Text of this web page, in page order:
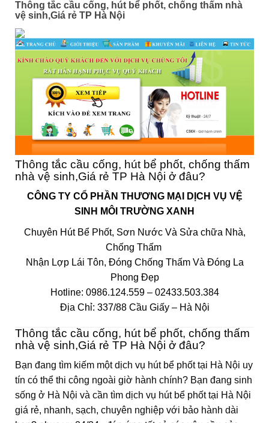
Thông tắc cầu cống, hút bể phốt, chống thấm nhà
vệ sinh,Giá rẻ TP Hà Nội
Thông tắc cầu cống, hút bể phốt, chống thấm
nhà vệ sinh,Giá rẻ TP Hà Nội ở đâu?
CÔNG TY CỔ PHẦN THƯƠNG MẠI DỊCH VỤ VỆ
SINH MÔI TRƯỜNG XANH
Chuyên Hút Bể Phốt, Sơn Nước Và Sửa chữa Nhà,
Chống Thấm
Nhận Lợp Lái Tôn, Đóng Chống Thấm Và Đóng La
Phong Đẹp
Hotline: 0986.124.559 – 02433.503.384
Địa Chỉ: 337/88 Cầu Giấy – Hà Nội
Thông tắc cầu cống, hút bể phốt, chống thấm
nhà vệ sinh,Giá rẻ TP Hà Nội ở đâu?
Bạn đang tìm kiếm một dịch vụ hút bể phốt tại Hà Nội uy
tín có thể thi công ngoài giờ hành chính? Bạn đang sinh
sống ở Hà Nội và cần tìm dịch vụ hút bể phốt tại Hà Nội
giá rẻ, nhanh, sạch, chuyên nghiệp với bảo hành dài